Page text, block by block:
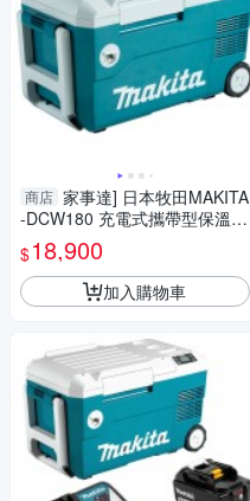
商店 家事達] 日本牧田MAKITA
-DCW180 充電式攜帶型保溫保
冷箱-18v (單機)
$18,900
加入購物車